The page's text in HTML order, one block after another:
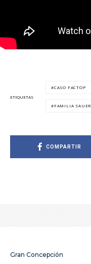
ETIQUETAS
CASO FACTOP
FAMILIA SAUER
COMPARTIR
Gran Concepción